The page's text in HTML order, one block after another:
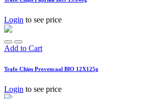
Login to see price
Add to Cart
Trafo Chips Provencaal BIO 12X125g
Login to see price